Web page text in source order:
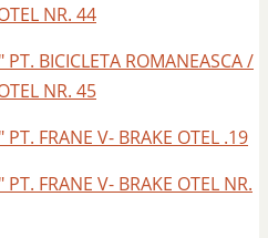
NR. 44
PT. BICICLETA ROMANEASCA /
NR. 45
PT. FRANE V- BRAKE OTEL .19
PT. FRANE V- BRAKE OTEL NR.